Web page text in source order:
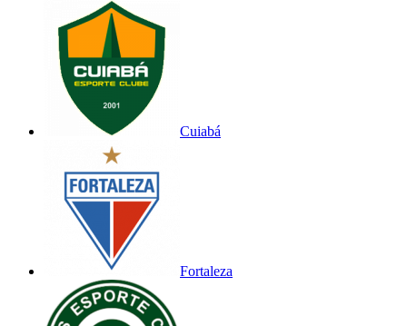
Cuiabá
Fortaleza